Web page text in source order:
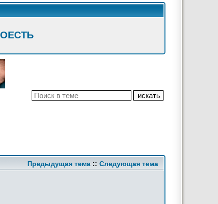
Предыдущая тема :: Следующая тема